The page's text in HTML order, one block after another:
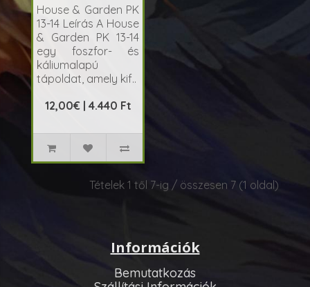
House & Garden PK
13-14 Leírás A House
& Garden PK 13-14
egy foszfor- és
káliumalapú
tápoldat, amely kif..
12,00€ | 4.440 Ft
Tételek 1 től 7-ig / összesen 7 (1 oldal)
Információk
Bemutatkozás